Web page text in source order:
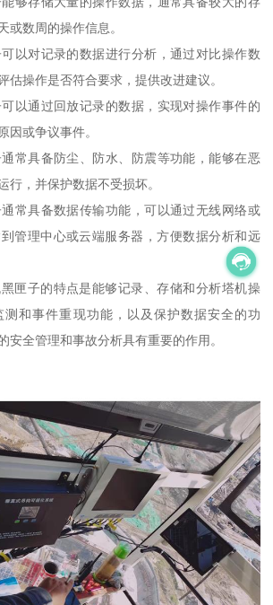
或数周的操作信息。
以对记录的数据进行分析，通过对比操作数
估操作是否符合要求，提供改进建议。
以通过回放记录的数据，实现对操作事件的
因或争议事件。
常具备防尘、防水、防震等功能，能够在恶
行，并保护数据不受损坏。
常具备数据传输功能，可以通过无线网络或
管理中心或云端服务器，方便数据分析和远
匣子的特点是能够记录、存储和分析塔机操
测和事件重现功能，以及保护数据安全的功
安全管理和事故分析具有重要的作用。